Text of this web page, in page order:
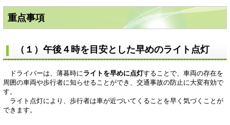
重点事項
（１）午後４時を目安とした早めのライト点灯
ドライバーは、薄暮時にライトを早めに点灯することで、車両の存在を
周囲の車両や歩行者に知らせることができ、交通事故の防止に大変有効で
す。
ライト点灯により、歩行者は車が近づいてくることを早く気づくことが
できます。